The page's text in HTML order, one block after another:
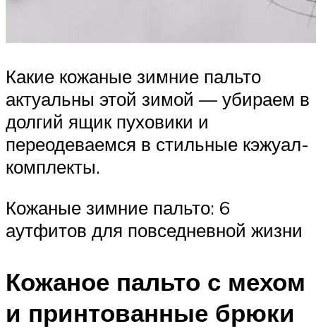
Какие кожаные зимние пальто
актуальны этой зимой — убираем в
долгий ящик пуховики и
переодеваемся в стильные кэжуал-
комплекты.
Кожаные зимние пальто: 6
аутфитов для повседневной жизни
Кожаное пальто с мехом
и принтованные брюки